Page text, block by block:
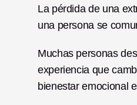
La pérdida de una
una persona se
Muchas personas
experiencia que
bienestar emocional